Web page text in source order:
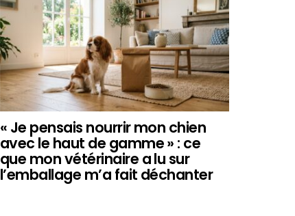
« Je pensais nourrir mon chien
avec le haut de gamme » : ce
que mon vétérinaire a lu sur
l’emballage m’a fait déchanter